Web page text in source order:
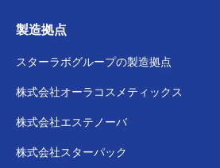
製造拠点
スターラボグループの製造拠点
株式会社オーラコスメティックス
株式会社エステノーバ
株式会社スターパック